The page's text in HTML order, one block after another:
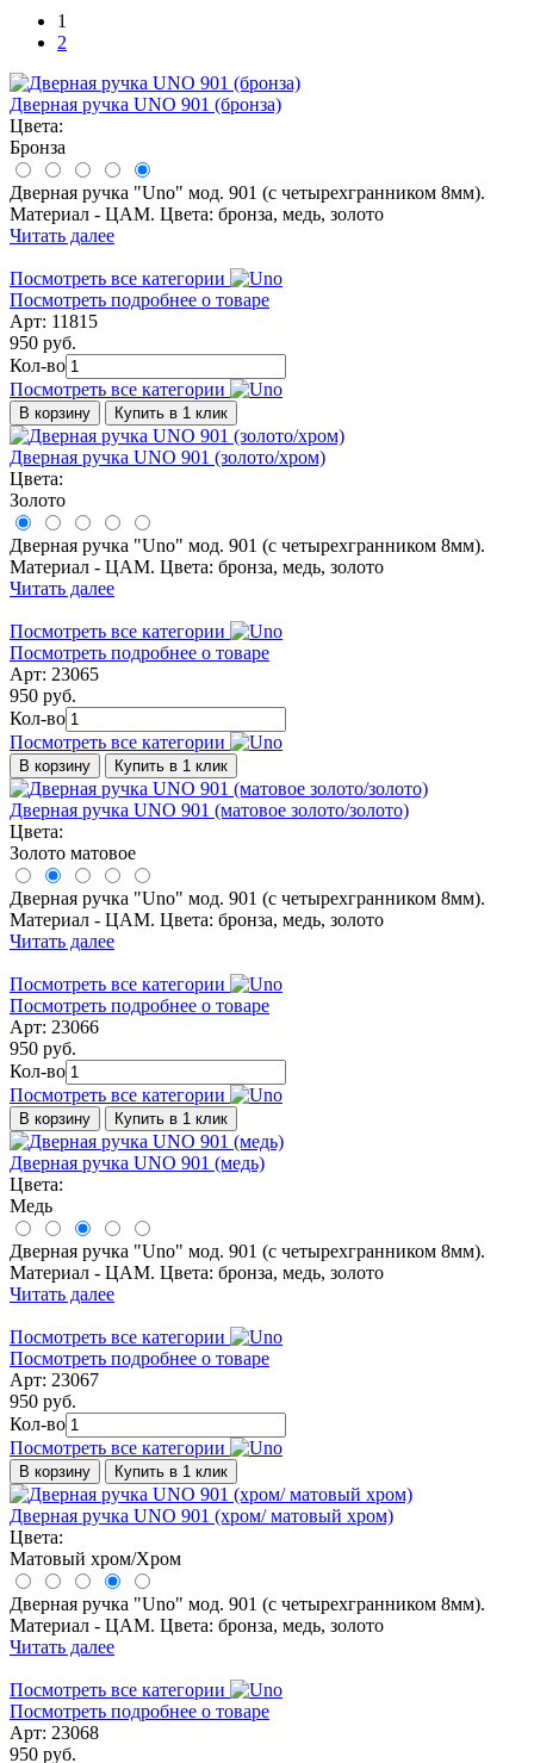
1
2
Дверная ручка UNO 901 (бронза)
Цвета:
Бронза
Дверная ручка "Uno" мод. 901 (с четырехгранником 8мм).
Материал - ЦАМ. Цвета: бронза, медь, золото
Читать далее
Посмотреть все категории
Посмотреть подробнее о товаре
Арт: 11815
950 руб.
Кол-во
Посмотреть все категории
В корзину Купить в 1 клик
Дверная ручка UNO 901 (золото/хром)
Цвета:
Золото
Дверная ручка "Uno" мод. 901 (с четырехгранником 8мм).
Материал - ЦАМ. Цвета: бронза, медь, золото
Читать далее
Посмотреть все категории
Посмотреть подробнее о товаре
Арт: 23065
950 руб.
Кол-во
Посмотреть все категории
В корзину Купить в 1 клик
Дверная ручка UNO 901 (матовое золото/золото)
Цвета:
Золото матовое
Дверная ручка "Uno" мод. 901 (с четырехгранником 8мм).
Материал - ЦАМ. Цвета: бронза, медь, золото
Читать далее
Посмотреть все категории
Посмотреть подробнее о товаре
Арт: 23066
950 руб.
Кол-во
Посмотреть все категории
В корзину Купить в 1 клик
Дверная ручка UNO 901 (медь)
Цвета:
Медь
Дверная ручка "Uno" мод. 901 (с четырехгранником 8мм).
Материал - ЦАМ. Цвета: бронза, медь, золото
Читать далее
Посмотреть все категории
Посмотреть подробнее о товаре
Арт: 23067
950 руб.
Кол-во
Посмотреть все категории
В корзину Купить в 1 клик
Дверная ручка UNO 901 (хром/ матовый хром)
Цвета:
Матовый хром/Хром
Дверная ручка "Uno" мод. 901 (с четырехгранником 8мм).
Материал - ЦАМ. Цвета: бронза, медь, золото
Читать далее
Посмотреть все категории
Посмотреть подробнее о товаре
Арт: 23068
950 руб.